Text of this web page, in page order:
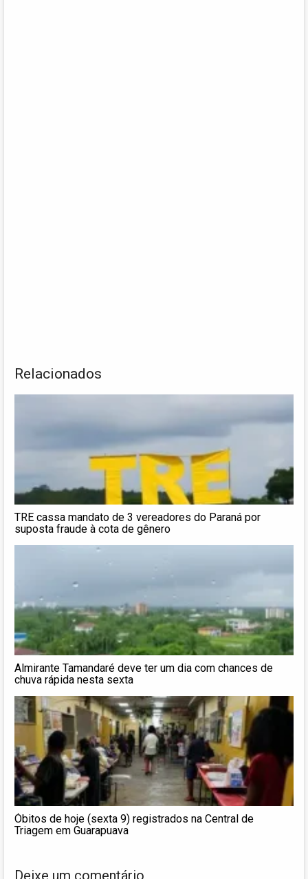
Relacionados
TRE cassa mandato de 3 vereadores do Paraná por
suposta fraude à cota de gênero
Almirante Tamandaré deve ter um dia com chances de
chuva rápida nesta sexta
Óbitos de hoje (sexta 9) registrados na Central de
Triagem em Guarapuava
Deixe um comentário